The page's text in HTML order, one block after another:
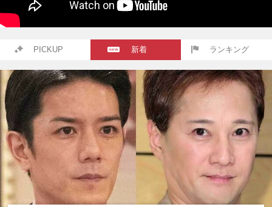
PICKUP 新着 ランキング